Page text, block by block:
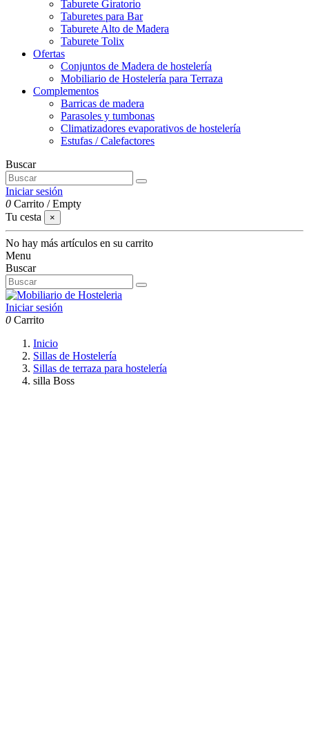
Taburete Giratorio
Taburetes para Bar
Taburete Alto de Madera
Taburete Tolix
Ofertas
Conjuntos de Madera de hostelería
Mobiliario de Hostelería para Terraza
Complementos
Barricas de madera
Parasoles y tumbonas
Climatizadores evaporativos de hostelería
Estufas / Calefactores
Buscar
Iniciar sesión
0 Carrito /Empty
Tu cesta
×
No hay más artículos en su carrito
Menu
Buscar
Iniciar sesión
0 Carrito
Inicio
Sillas de Hostelería
Sillas de terraza para hostelería
silla Boss